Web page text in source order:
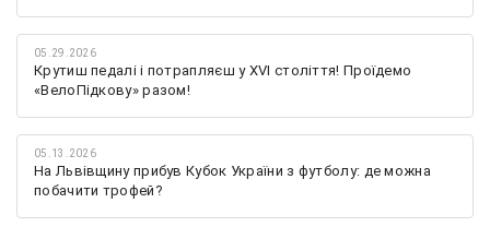
05.29.2026
Крутиш педалі і потрапляєш у XVI століття! Проїдемо
«ВелоПідкову» разом!
05.13.2026
На Львівщину прибув Кубок України з футболу: де можна
побачити трофей?